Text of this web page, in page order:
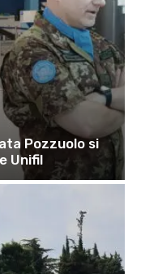
Pozzuolo si
Unifil